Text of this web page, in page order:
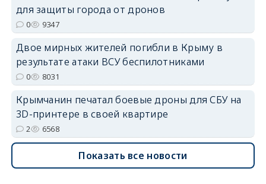
для защиты города от дронов
0 9347
Двое мирных жителей погибли в Крыму в
результате атаки ВСУ беспилотниками
0 8031
Крымчанин печатал боевые дроны для СБУ на
3D-принтере в своей квартире
2 6568
Показать все новости